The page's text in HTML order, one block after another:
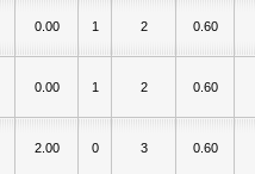
0.00 1 2 0.60
0.00 1 2 0.60
2.00 0 3 0.60